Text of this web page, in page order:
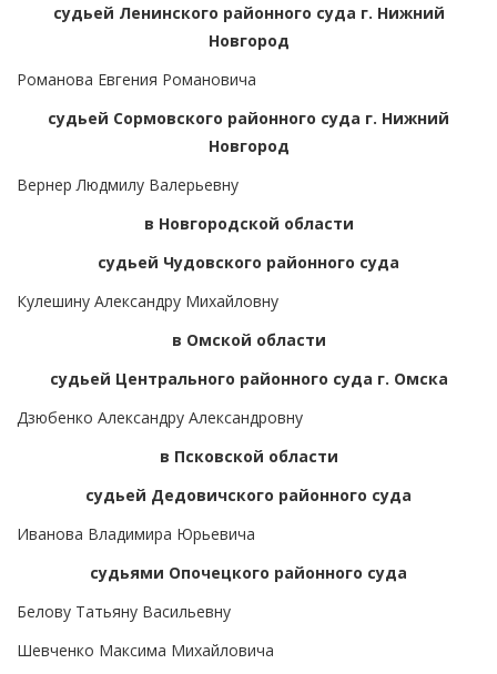
судьей Ленинского районного суда г. Нижний
Новгород
Романова Евгения Романовича
судьей Сормовского районного суда г. Нижний
Новгород
Вернер Людмилу Валерьевну
в Новгородской области
судьей Чудовского районного суда
Кулешину Александру Михайловну
в Омской области
судьей Центрального районного суда г. Омска
Дзюбенко Александру Александровну
в Псковской области
судьей Дедовичского районного суда
Иванова Владимира Юрьевича
судьями Опочецкого районного суда
Белову Татьяну Васильевну
Шевченко Максима Михайловича